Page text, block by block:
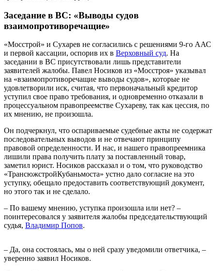
Заседание в ВС: «Выводы судов
взаимопротиворечащие»
«Мосстрой» и Сухарев не согласились с решениями 9-го ААС
и первой кассации, оспорив их в Верховный суд. На
заседании в ВС присутствовали лишь представители
заявителей жалобы. Павел Носиков из «Мосстроя» указывал
на «взаимопротиворечащие выводы судов», которые не
удовлетворили иск, считая, что первоначальный кредитор
уступил свое право требования, и одновременно отказали в
процессуальном правопреемстве Сухареву, так как цессия, по
их мнению, не произошла.
Он подчеркнул, что оспариваемые судебные акты не содержат
последовательных выводов и не отвечают принципу
правовой определенности. И нас, и нашего правопреемника
лишили права получить плату за поставленный товар,
заметил юрист. Носиков рассказал и о том, что руководство
«ТрансюжстройКубаньмоста» устно дало согласие на это
уступку, обещало предоставить соответствующий документ,
но этого так и не сделало.
– По вашему мнению, уступка произошла или нет? –
поинтересовался у заявителя жалобы председательствующий
судья, Владимир Попов.
– Да, она состоялась, мы о ней сразу уведомили ответчика, –
уверенно заявил Носиков.